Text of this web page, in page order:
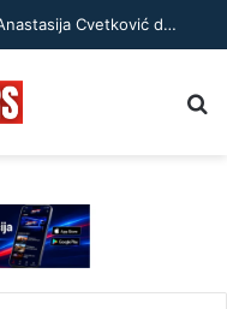
Evropsko zlato za Srbiju: Nišlijka Anastasija Cvetković donela odlučujući poen u finalu